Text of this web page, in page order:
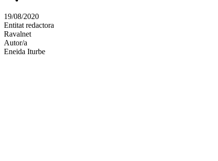
altres
xarxes
socials
19/08/2020
Entitat redactora
Ravalnet
Autor/a
Eneida Iturbe